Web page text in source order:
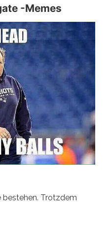
-Memes
bestehen. Trotzdem